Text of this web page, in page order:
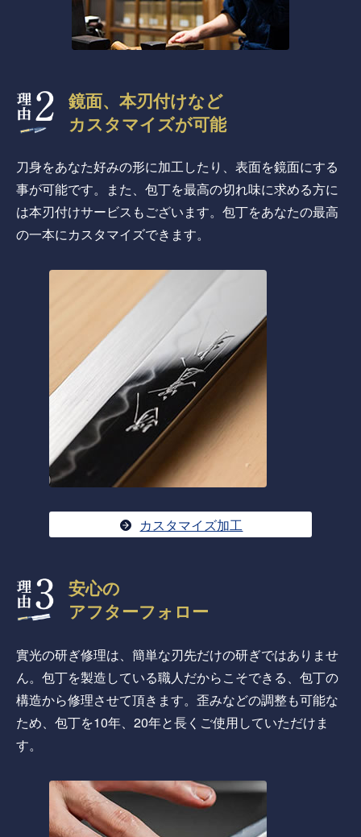
鏡面、本刃付けなど
カスタマイズが可能
刀身をあなた好みの形に加工したり、表面を鏡面にする
事が可能です。また、包丁を最高の切れ味に求める方に
は本刃付けサービスもございます。包丁をあなたの最高
の一本にカスタマイズできます。
カスタマイズ加工
安心の
アフターフォロー
實光の研ぎ修理は、簡単な刃先だけの研ぎではありませ
ん。包丁を製造している職人だからこそできる、包丁の
構造から修理させて頂きます。歪みなどの調整も可能な
ため、包丁を10年、20年と長くご使用していただけま
す。